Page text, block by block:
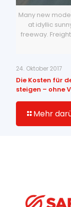
Many new
at idyllic
freeway.
24. Oktober 2017
Die Kosten für
steigen – ohne
Mehr